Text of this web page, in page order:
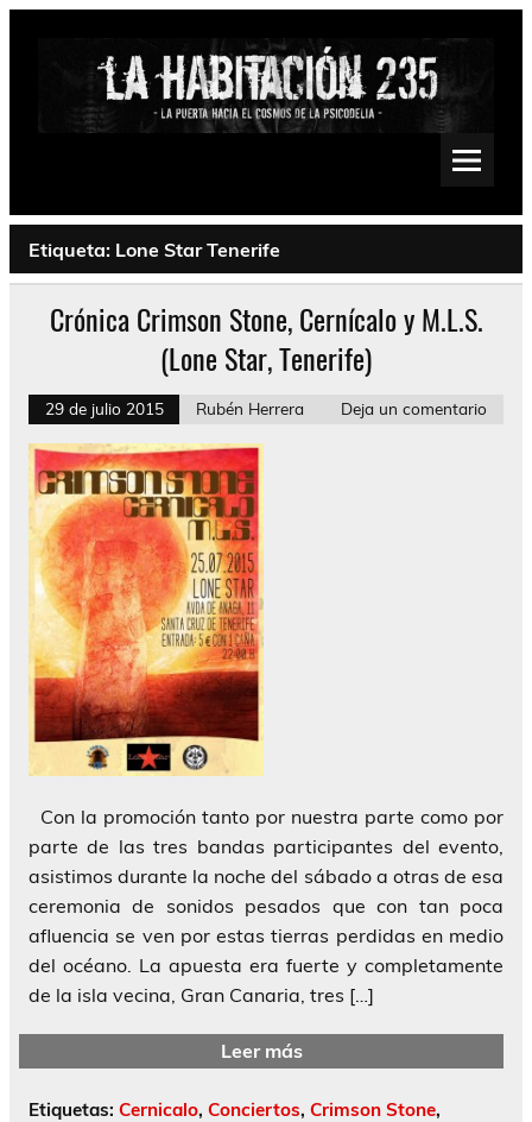
Saltar
Psychedelic, Stoner, Doom, Sludge, Fuzz, Space, Drone
Etiqueta: Lone Star Tenerife
Crónica Crimson Stone, Cernícalo y M.L.S.
(Lone Star, Tenerife)
29 de julio 2015 Rubén Herrera Deja un comentario
Con la promoción tanto por nuestra parte como por
parte de las tres bandas participantes del evento,
asistimos durante la noche del sábado a otras de esa
ceremonia de sonidos pesados que con tan poca
afluencia se ven por estas tierras perdidas en medio
del océano. La apuesta era fuerte y completamente
de la isla vecina, Gran Canaria, tres […]
Leer más
Etiquetas: Cernicalo, Conciertos, Crimson Stone,